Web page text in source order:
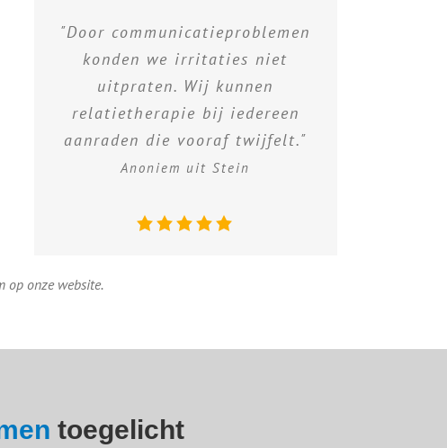
"Door communicatieproblemen
konden we irritaties niet
uitpraten. Wij kunnen
relatietherapie bij iedereen
aanraden die vooraf twijfelt."
Anoniem uit Stein
op onze website.
toegelicht